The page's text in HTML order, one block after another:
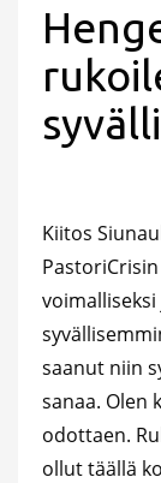
Kiitos
saanut niin
sanaa. Olen
odottaen.
ollut täällä